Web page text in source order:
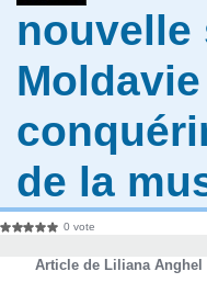
nouvelle
de la
0 vote
Article de Liliana Anghel